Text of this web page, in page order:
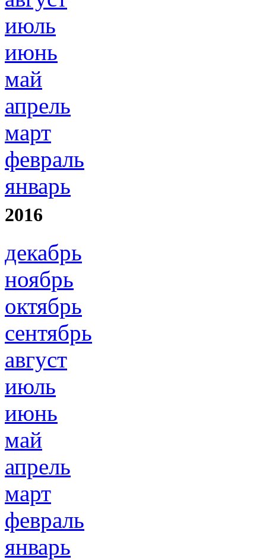
июль
июнь
май
апрель
март
февраль
январь
2016
декабрь
ноябрь
октябрь
сентябрь
август
июль
июнь
май
апрель
март
февраль
январь